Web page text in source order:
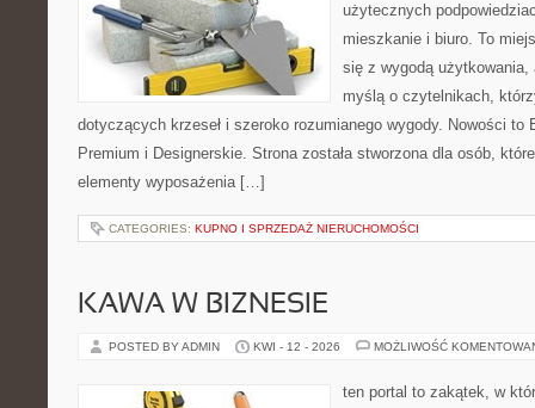
użytecznych
mieszkanie i biuro. To
się z wygodą użytkowania,
myślą o czytelnikach,
dotyczących krzeseł i szeroko rozumianego wygody. Nowości to
Premium i Designerskie. Strona została stworzona dla osób,
elementy wyposażenia […]
CATEGORIES: KUPNO I SPRZEDAŻ NIERUCHOMOŚCI
KAWA W BIZNESIE
POSTED BY ADMIN KWI - 12 - 2026 MOŻLIWOŚĆ
ten portal to zakątek, w